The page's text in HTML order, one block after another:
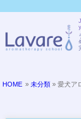
HOME »未分類 » 愛犬ア